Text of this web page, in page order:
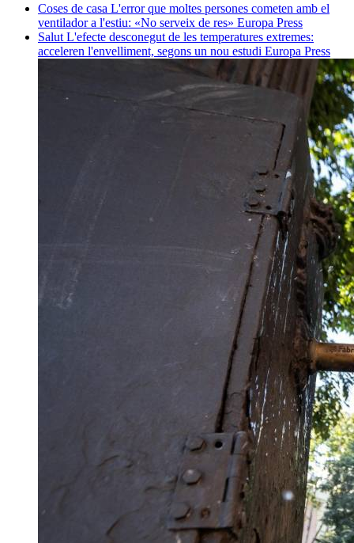
Coses de casa L'error que moltes persones cometen amb el
ventilador a l'estiu: «No serveix de res» Europa Press
Salut L'efecte desconegut de les temperatures extremes:
acceleren l'envelliment, segons un nou estudi Europa Press